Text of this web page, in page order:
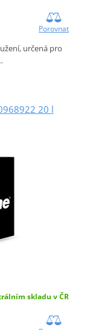
Porovnat
určená pro
20 l
skladu v ČR